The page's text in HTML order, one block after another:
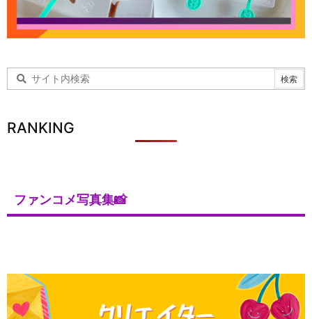
RANKING
ファンコメ写真集📸